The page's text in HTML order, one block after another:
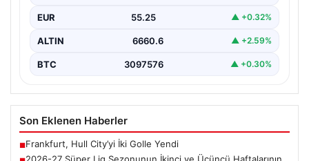
EUR 55.25 ▲ +0.32%
ALTIN 6660.6 ▲ +2.59%
BTC 3097576 ▲ +0.30%
Son Eklenen Haberler
■Frankfurt, Hull City’yi İki Golle Yendi